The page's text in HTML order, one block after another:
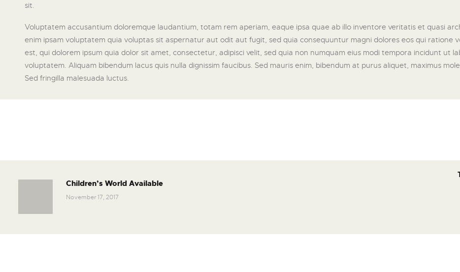
sit.
Voluptatem accusantium doloremque laudantium, totam rem aperiam, eaque ipsa quae ab illo inventore veritatis et quasi
enim ipsam voluptatem quia voluptas sit aspernatur aut odit aut fugit, sed quia consequuntur magni dolores eos qui ratione
est, qui dolorem ipsum quia dolor sit amet, consectetur, adipisci velit, sed quia non numquam eius modi tempora incidunt ut
voluptatem. Aliquam bibendum lacus quis nulla dignissim faucibus. Sed mauris enim, bibendum at purus aliquet, maximus
Sed fringilla malesuada luctus.
Children’s World Available
November 17, 2017